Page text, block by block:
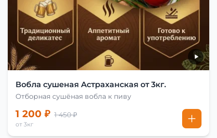
Вобла сушеная Астраханская от 3кг.
Отборная сушёная вобла к пиву
1 200 ₽ 1 450 ₽
от 3кг